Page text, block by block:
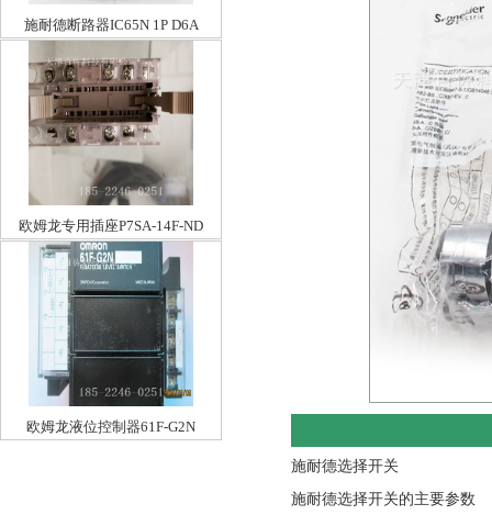
施耐德断路器IC65N 1P D6A
欧姆龙专用插座P7SA-14F-ND
DC24V
欧姆龙液位控制器61F-G2N
施耐德选择开关
施耐德选择开关的主要参数